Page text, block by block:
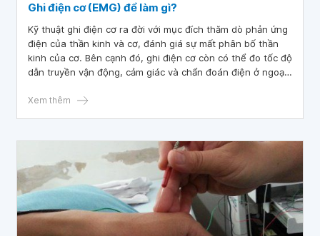
Ghi điện cơ (EMG) để làm gì?
Kỹ thuật ghi điện cơ ra đời với mục đích thăm dò phản ứng
điện của thần kinh và cơ, đánh giá sự mất phân bố thần
kinh của cơ. Bên cạnh đó, ghi điện cơ còn có thể đo tốc độ
dẫn truyền vận động, cảm giác và chẩn đoán điện ở ngoại
Xem thêm